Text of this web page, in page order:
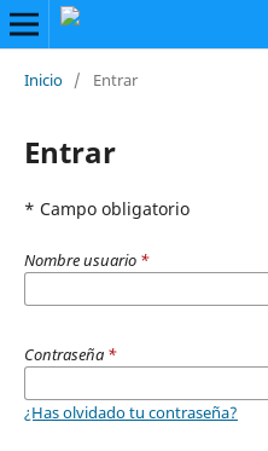
Inicio / Entrar
Entrar
* Campo obligatorio
Nombre usuario *
Contraseña *
¿Has olvidado tu contraseña?